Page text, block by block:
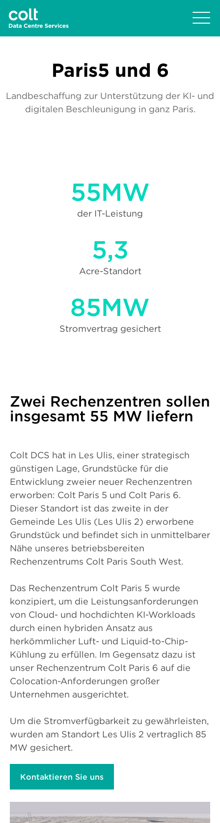
Paris5 und 6
Landbeschaffung zur Unterstützung der KI- und
digitalen Beschleunigung in ganz Paris.
55MW
der IT-Leistung
5,3
Acre-Standort
85MW
Stromvertrag gesichert
Zwei Rechenzentren sollen
insgesamt 55 MW liefern
Colt DCS hat in Les Ulis, einer strategisch
günstigen Lage, Grundstücke für die
Entwicklung zweier neuer Rechenzentren
erworben: Colt Paris 5 und Colt Paris 6.
Dieser Standort ist das zweite in der
Gemeinde Les Ulis (Les Ulis 2) erworbene
Grundstück und befindet sich in unmittelbarer
Nähe unseres betriebsbereiten
Rechenzentrums Colt Paris South West.
Das Rechenzentrum Colt Paris 5 wurde
konzipiert, um die Leistungsanforderungen
von Cloud- und hochdichten KI-Workloads
durch einen hybriden Ansatz aus
herkömmlicher Luft- und Liquid-to-Chip-
Kühlung zu erfüllen. Im Gegensatz dazu ist
unser Rechenzentrum Colt Paris 6 auf die
Colocation-Anforderungen großer
Unternehmen ausgerichtet.
Um die Stromverfügbarkeit zu gewährleisten,
wurden am Standort Les Ulis 2 vertraglich 85
MW gesichert.
Kontaktieren Sie uns